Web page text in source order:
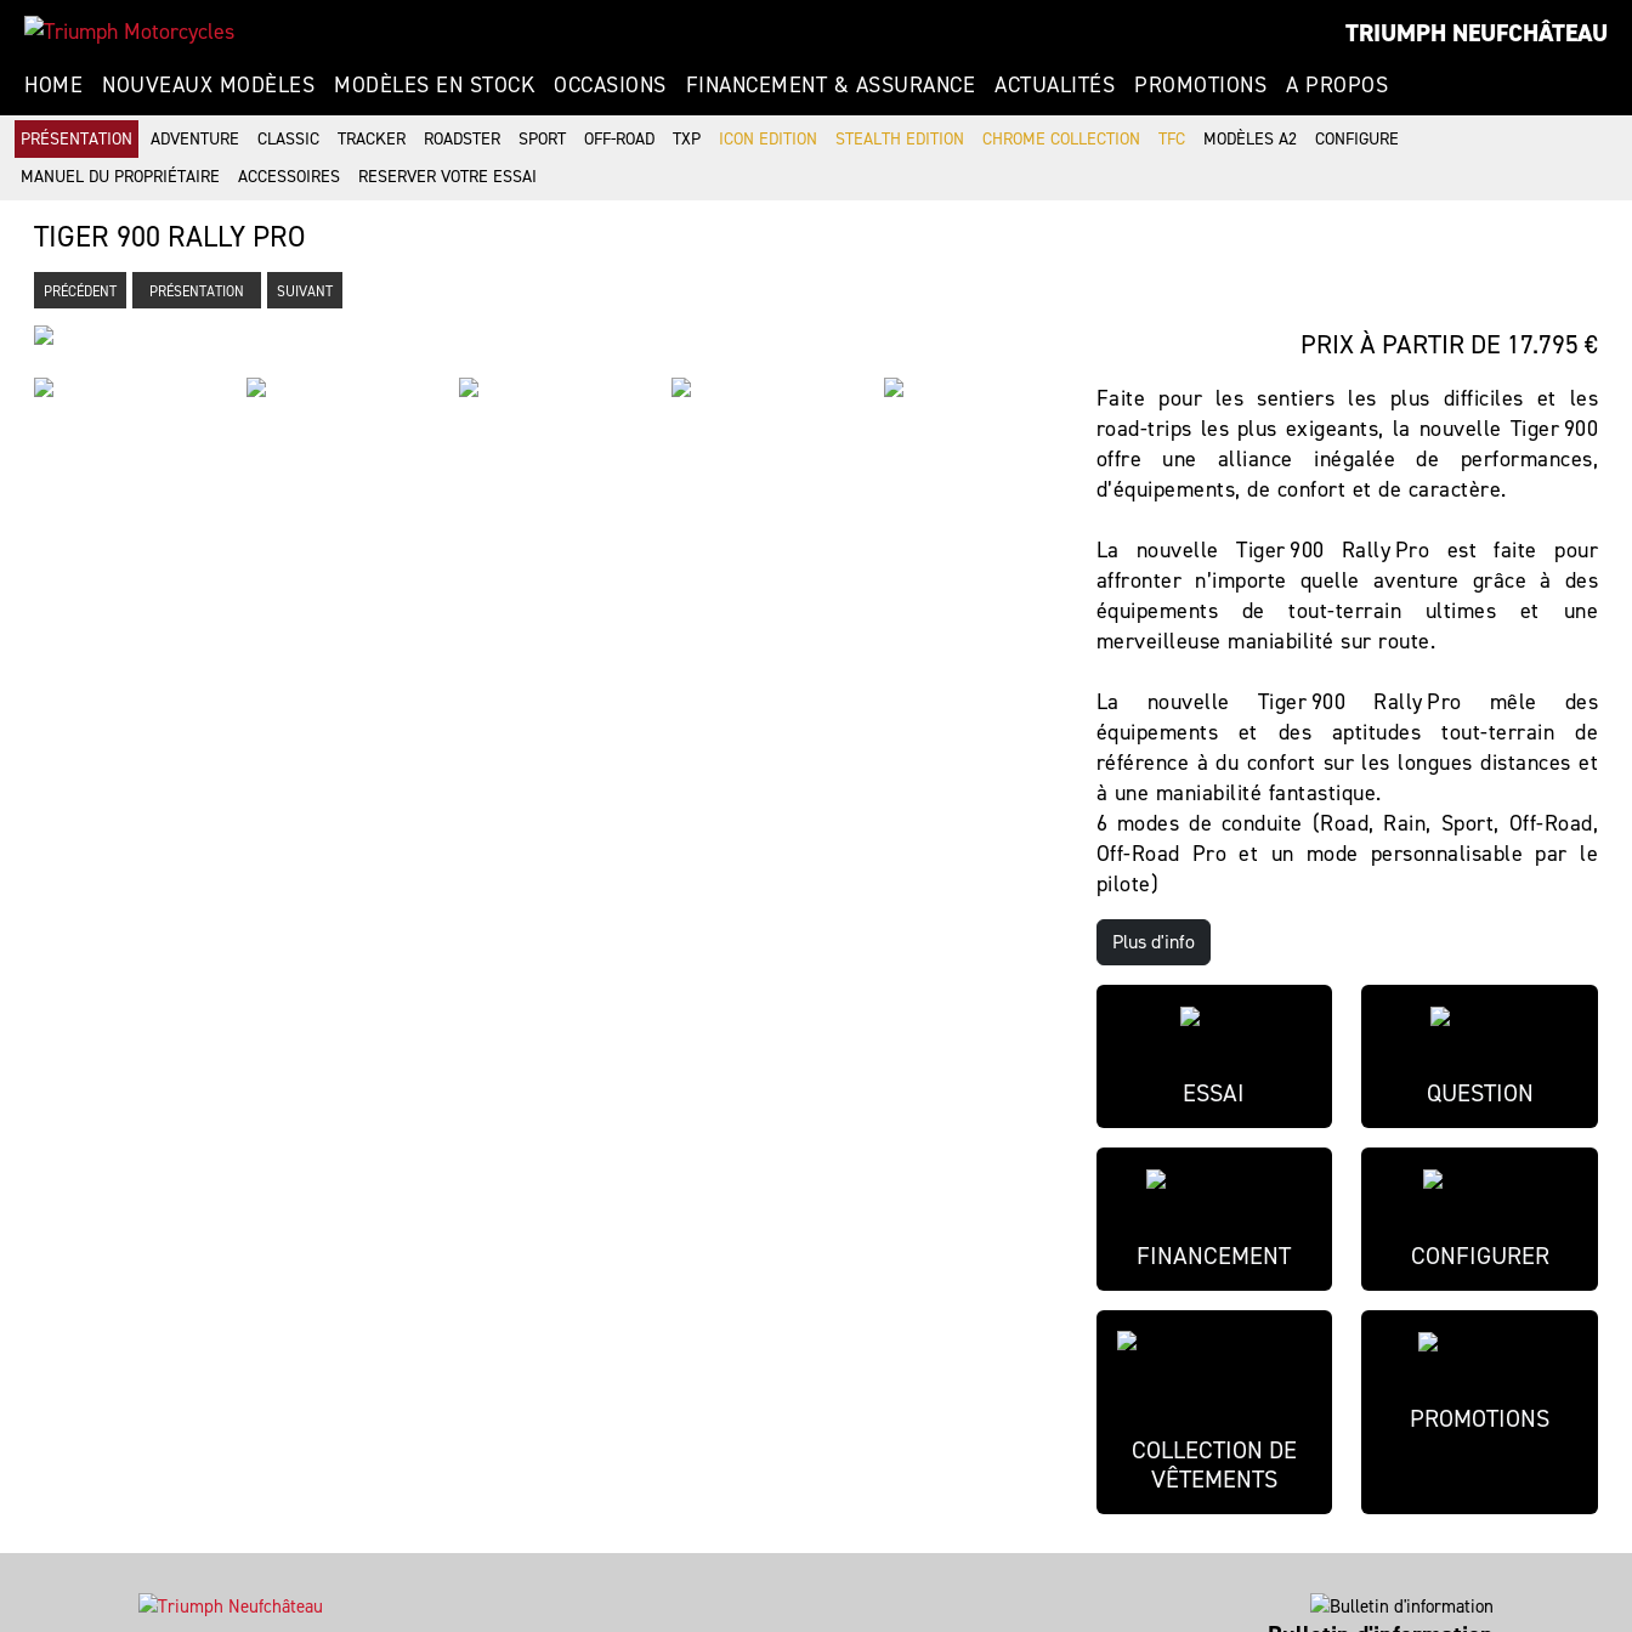
TRIUMPH NEUFCHÂTEAU
HOME NOUVEAUX MODÈLES MODÈLES EN STOCK OCCASIONS FINANCEMENT & ASSURANCE ACTUALITÉS PROMOTIONS A PROPOS
PRÉSENTATION ADVENTURE CLASSIC TRACKER ROADSTER SPORT OFF-ROAD TXP ICON EDITION STEALTH EDITION CHROME COLLECTION TFC MODÈLES A2
CONFIGURE
MANUEL DU PROPRIÉTAIRE
ACCESSOIRES RESERVER VOTRE ESSAI
TIGER 900 RALLY PRO
PRÉCÉDENT PRÉSENTATION SUIVANT
PRIX À PARTIR DE 17.795 €
Faite pour les sentiers les plus difficiles et les
road-trips les plus exigeants, la nouvelle Tiger 900
offre une alliance inégalée de performances,
d’équipements, de confort et de caractère.
La nouvelle Tiger 900 Rally Pro est faite pour
affronter n’importe quelle aventure grâce à des
équipements de tout-terrain ultimes et une
merveilleuse maniabilité sur route.
La nouvelle Tiger 900 Rally Pro mêle des
équipements et des aptitudes tout-terrain de
référence à du confort sur les longues distances et
à une maniabilité fantastique.
6 modes de conduite (Road, Rain, Sport, Off-Road,
Off-Road Pro et un mode personnalisable par le
pilote)
Plus d'info
ESSAI QUESTION
FINANCEMENT CONFIGURER
COLLECTION DE
VÊTEMENTS
PROMOTIONS